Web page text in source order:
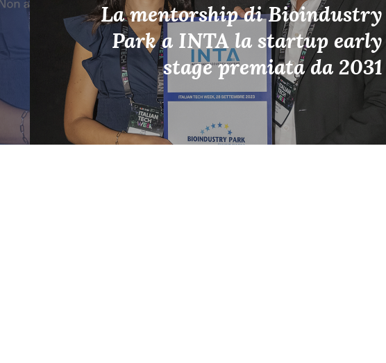
La mentorship di Bioindustry
Park a INTA la startup early
stage premiata da 2031